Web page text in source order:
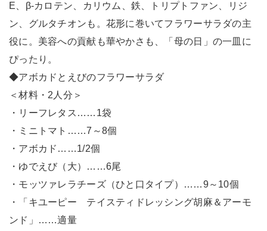
E、β-カロテン、カリウム、鉄、トリプトファン、リジ
ン、グルタチオンも。花形に巻いてフラワーサラダの主
役に。美容への貢献も華やかさも、「母の日」の一皿に
ぴったり。
◆アボカドとえびのフラワーサラダ
＜材料・2人分＞
・リーフレタス……1袋
・ミニトマト……7～8個
・アボカド……1/2個
・ゆでえび（大）……6尾
・モッツァレラチーズ（ひと口タイプ）……9～10個
・「キユーピー テイスティドレッシング胡麻＆アーモ
ンド」……適量